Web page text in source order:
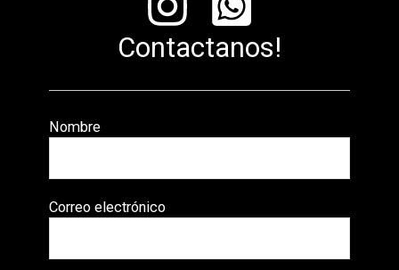
Contactanos!
Nombre
Correo electrónico